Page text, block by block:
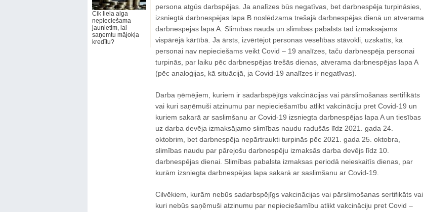
Cik liela alga
nepieciešama
jaunietim, lai
saņemtu mājokļa
kredītu?
persona atgūs darbspējas. Ja analīzes būs negatīvas, bet darbnespēja turpināsies,
izsniegtā darbnespējas lapa B noslēdzama trešajā darbnespējas dienā un atverama
darbnespējas lapa A. Slimības nauda un slimības pabalsts tad izmaksājams
vispārējā kārtībā. Ja ārsts, izvērtējot personas veselības stāvokli, uzskatīs, ka
personai nav nepieciešams veikt Covid – 19 analīzes, taču darbnespēja personai
turpinās, par laiku pēc darbnespējas trešās dienas, atverama darbnespējas lapa A
(pēc analoģijas, kā situācijā, ja Covid-19 analīzes ir negatīvas).
Darba ņēmējiem, kuriem ir sadarbspējīgs vakcinācijas vai pārslimošanas sertifikāts
vai kuri saņēmuši atzinumu par nepieciešamību atlikt vakcināciju pret Covid-19 un
kuriem sakarā ar saslimšanu ar Covid-19 izsniegta darbnespējas lapa A un tiesības
uz darba devēja izmaksājamo slimības naudu radušās līdz 2021. gada 24.
oktobrim, bet darbnespēja nepārtraukti turpinās pēc 2021. gada 25. oktobra,
slimības naudu par pārejošu darbnespēju izmaksās darba devējs līdz 10.
darbnespējas dienai. Slimības pabalsta izmaksas periodā neieskaitīs dienas, par
kurām izsniegta darbnespējas lapa sakarā ar saslimšanu ar Covid-19.
Cilvēkiem, kurām nebūs sadarbspējīgs vakcinācijas vai pārslimošanas sertifikāts vai
kuri nebūs saņēmuši atzinumu par nepieciešamību atlikt vakcināciju pret Covid –